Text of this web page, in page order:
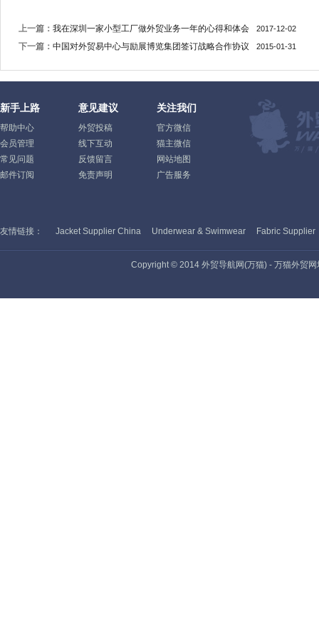
上一篇： 我在深圳一家小型工厂做外贸业务一年的心得和体会 2017-12-02
下一篇： 中国对外贸易中心与励展博览集团签订战略合作协议 2015-01-31
新手上路
帮助中心
会员管理
常见问题
邮件订阅
意见建议
外贸投稿
线下互动
反馈留言
免责声明
关注我们
官方微信
猫主微信
网站地图
广告服务
友情链接： Jacket Supplier China Underwear & Swimwear Fabric Supplier
Copyright © 2014 外贸导航网(万猫) - 万猫外贸